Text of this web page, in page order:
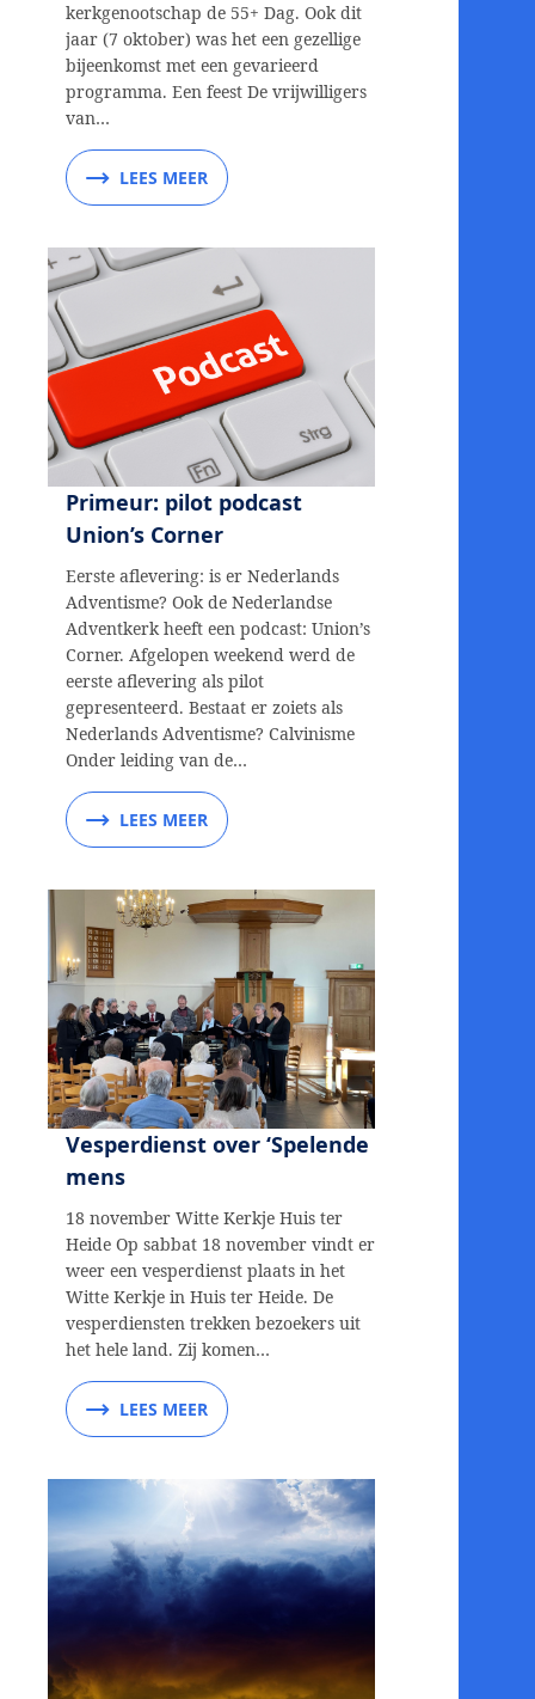
kerkgenootschap de 55+ Dag. Ook dit
jaar (7 oktober) was het een gezellige
bijeenkomst met een gevarieerd
programma. Een feest De vrijwilligers
van…
LEES MEER
Primeur: pilot podcast
Union’s Corner
Eerste aflevering: is er Nederlands
Adventisme? Ook de Nederlandse
Adventkerk heeft een podcast: Union’s
Corner. Afgelopen weekend werd de
eerste aflevering als pilot
gepresenteerd. Bestaat er zoiets als
Nederlands Adventisme? Calvinisme
Onder leiding van de…
LEES MEER
Vesperdienst over ‘Spelende
mens
18 november Witte Kerkje Huis ter
Heide Op sabbat 18 november vindt er
weer een vesperdienst plaats in het
Witte Kerkje in Huis ter Heide. De
vesperdiensten trekken bezoekers uit
het hele land. Zij komen…
LEES MEER